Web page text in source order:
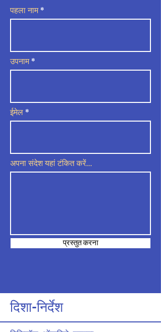
पहला नाम
उपनाम
ईमेल
अपना संदेश यहां टंकित करें...
प्रस्तुत करना
दिशा-निर्देश